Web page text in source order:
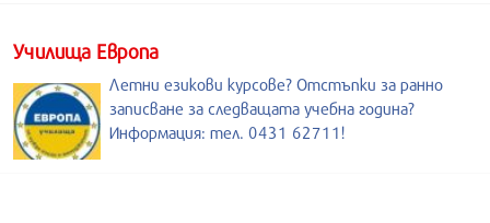
Училища Европа
Летни езикови курсове? Отстъпки за ранно
записване за следващата учебна година?
Информация: тел. 0431 62711!